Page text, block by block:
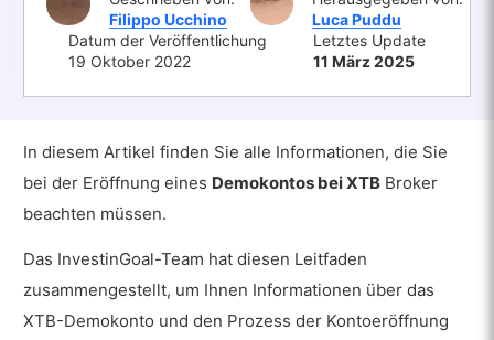
Filippo Ucchino
Luca Puddu
Datum der Veröffentlichung
19 Oktober 2022
Letztes Update
11 März 2025
In diesem Artikel finden Sie alle Informationen, die Sie
bei der Eröffnung eines Demokontos bei XTB Broker
beachten müssen.
Das InvestinGoal-Team hat diesen Leitfaden
zusammengestellt, um Ihnen Informationen über das
XTB-Demokonto und den Prozess der Kontoeröffnung